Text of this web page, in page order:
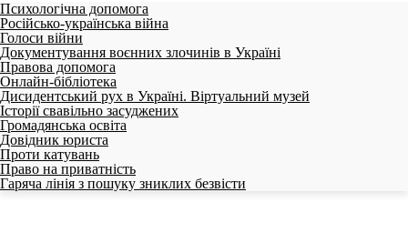
Психологічна допомога
Російсько-українська війна
Голоси війни
Документування воєнних злочинів в Україні
Правова допомога
Онлайн-бібліотека
Дисидентський рух в Україні. Віртуальний музей
Історії свавільно засуджених
Громадянська освіта
Довідник юриста
Проти катувань
Право на приватність
Гаряча лінія з пошуку зниклих безвісти